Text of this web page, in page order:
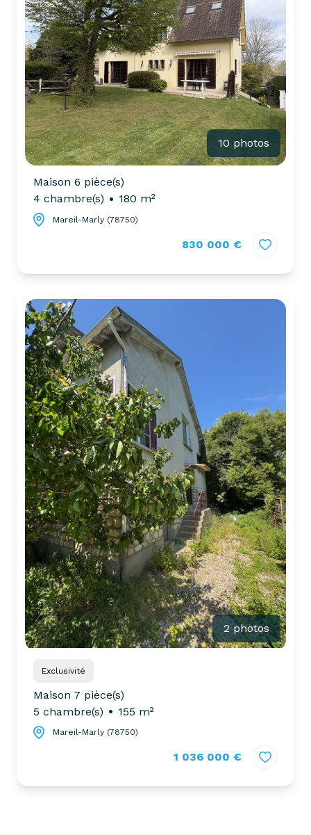
10 photos
Maison 6 pièce(s)
4 chambre(s)
180 m²
Mareil-Marly (78750)
830 000 €
2 photos
Exclusivité
Maison 7 pièce(s)
5 chambre(s)
155 m²
Mareil-Marly (78750)
1 036 000 €